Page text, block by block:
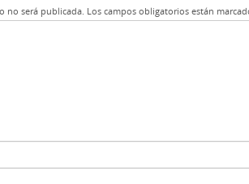
no será publicada. Los campos obligatorios están